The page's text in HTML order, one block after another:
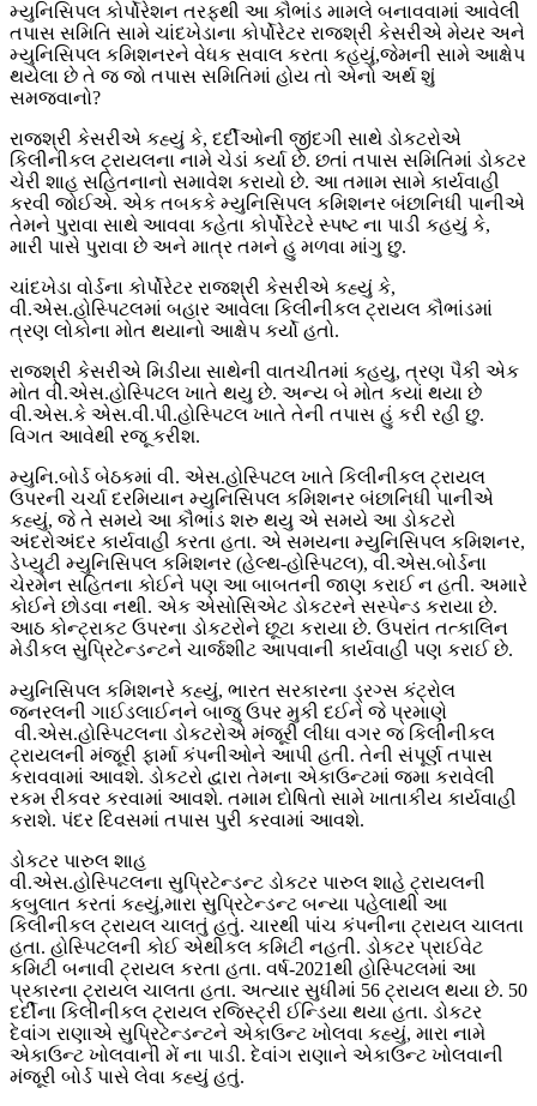
મ્યુનિસિપલ કોર્પોરેશન તરફથી આ કૌભાંડ મામલે બનાવવામાં આવેલી
તપાસ સમિતિ સામે ચાંદખેડાના કોર્પોરેટર રાજશ્રી કેસરીએ મેયર અને
મ્યુનિસિપલ કમિશનરને વેધક સવાલ કરતા કહયું,જેમની સામે આક્ષેપ
થયેલા છે તે જ જો તપાસ સમિતિમાં હોય તો એનો અર્થ શું
સમજવાનો?
રાજશ્રી કેસરીએ કહ્યું કે, દર્દીઓની જીંદગી સાથે ડોકટરોએ
કિલીનીકલ ટ્રાયલના નામે ચેડાં કર્યા છે. છતાં તપાસ સમિતિમાં ડોકટર
ચેરી શાહ સહિતનાનો સમાવેશ કરાયો છે. આ તમામ સામે કાર્યવાહી
કરવી જોઈએ. એક તબકકે મ્યુનિસિપલ કમિશનર બંછાનિધી પાનીએ
તેમને પુરાવા સાથે આવવા કહેતા કોર્પોરેટરે સ્પષ્ટ ના પાડી કહયું કે,
મારી પાસે પુરાવા છે અને માત્ર તમને હુ મળવા માંગુ છુ.
ચાંદખેડા વોર્ડના કોર્પોરેટર રાજશ્રી કેસરીએ કહ્યું કે,
વી.એસ.હોસ્પિટલમાં બહાર આવેલા કિલીનીકલ ટ્રાયલ કૌભાંડમાં
ત્રણ લોકોના મોત થયાનો આક્ષેપ કર્યો હતો.
રાજશ્રી કેસરીએ મિડીયા સાથેની વાતચીતમાં કહયુ, ત્રણ પૈકી એક
મોત વી.એસ.હોસ્પિટલ ખાતે થયુ છે. અન્ય બે મોત કયાં થયા છે
વી.એસ.કે એસ.વી.પી.હોસ્પિટલ ખાતે તેની તપાસ હું કરી રહી છુ.
વિગત આવેથી રજૂ કરીશ.
મ્યુનિ.બોર્ડ બેઠકમાં વી. એસ.હોસ્પિટલ ખાતે કિલીનીકલ ટ્રાયલ
ઉપરની ચર્ચા દરમિયાન મ્યુનિસિપલ કમિશનર બંછાનિધી પાનીએ
કહ્યું, જે તે સમયે આ કૌભાંડ શરુ થયુ એ સમયે આ ડોકટરો
અંદરોઅંદર કાર્યવાહી કરતા હતા. એ સમયના મ્યુનિસિપલ કમિશનર,
ડેપ્યુટી મ્યુનિસિપલ કમિશનર (હેલ્થ-હોસ્પિટલ), વી.એસ.બોર્ડના
ચેરમેન સહિતના કોઈને પણ આ બાબતની જાણ કરાઈ ન હતી. અમારે
કોઈને છોડવા નથી. એક એસોસિએટ ડોકટરને સસ્પેન્ડ કરાયા છે.
આઠ કોન્ટ્રાકટ ઉપરના ડોકટરોને છૂટા કરાયા છે. ઉપરાંત તત્કાલિન
મેડીકલ સુપ્રિટેન્ડન્ટને ચાર્જશીટ આપવાની કાર્યવાહી પણ કરાઈ છે.
મ્યુનિસિપલ કમિશનરે કહ્યું, ભારત સરકારના ડ્રગ્સ કંટ્રોલ
જનરલની ગાઈડલાઈનને બાજુ ઉપર મુકી દઈને જે પ્રમાણે
વી.એસ.હોસ્પિટલના ડોકટરોએ મંજૂરી લીધા વગર જ કિલીનીકલ
ટ્રાયલની મંજૂરી ફાર્મા કંપનીઓને આપી હતી. તેની સંપૂર્ણ તપાસ
કરાવવામાં આવશે. ડોકટરો દ્વારા તેમના એકાઉન્ટમાં જમા કરાવેલી
રકમ રીકવર કરવામાં આવશે. તમામ દોષિતો સામે ખાતાકીય કાર્યવાહી
કરાશે. પંદર દિવસમાં તપાસ પુરી કરવામાં આવશે.
ડોકટર પારુલ શાહ
વી.એસ.હોસ્પિટલના સુપ્રિટેન્ડન્ટ ડોકટર પારુલ શાહે ટ્રાયલની
કબુલાત કરતાં કહ્યું,મારા સુપ્રિટેન્ડન્ટ બન્યા પહેલાથી આ
કિલીનીકલ ટ્રાયલ ચાલતું હતું. ચારથી પાંચ કંપનીના ટ્રાયલ ચાલતા
હતા. હોસ્પિટલની કોઈ એથીકલ કમિટી નહતી. ડોકટર પ્રાઈવેટ
કમિટી બનાવી ટ્રાયલ કરતા હતા. વર્ષ-2021થી હોસ્પિટલમાં આ
પ્રકારના ટ્રાયલ ચાલતા હતા. અત્યાર સુધીમાં 56 ટ્રાયલ થયા છે. 50
દર્દીના કિલીનીકલ ટ્રાયલ રજિસ્ટ્રી ઈન્ડિયા થયા હતા. ડોકટર
દેવાંગ રાણાએ સુપ્રિટેન્ડન્ટને એકાઉન્ટ ખોલવા કહ્યું, મારા નામે
એકાઉન્ટ ખોલવાની મેં ના પાડી. દેવાંગ રાણાને એકાઉન્ટ ખોલવાની
મંજૂરી બોર્ડ પાસે લેવા કહ્યું હતું.